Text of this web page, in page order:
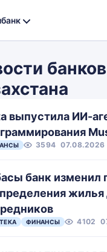
банков
выпустила ИИ-
3594 07.08.2026
банк изменил
жилья
ФИНАНСЫ 4102